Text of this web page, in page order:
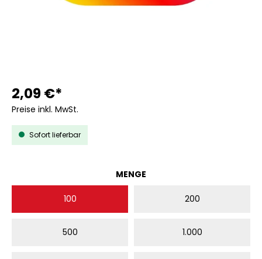
2,09 €*
Preise inkl. MwSt.
Sofort lieferbar
MENGE
100 200
500 1.000